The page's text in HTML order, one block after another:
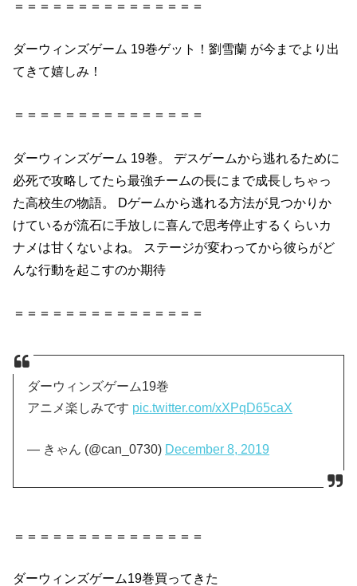
＝＝＝＝＝＝＝＝＝＝＝＝＝＝＝
ダーウィンズゲーム 19巻ゲット！劉雪蘭 が今までより出
てきて嬉しみ！
＝＝＝＝＝＝＝＝＝＝＝＝＝＝＝
ダーウィンズゲーム 19巻。 デスゲームから逃れるために
必死で攻略してたら最強チームの長にまで成長しちゃっ
た高校生の物語。 Dゲームから逃れる方法が見つかりか
けているが流石に手放しに喜んで思考停止するくらいカ
ナメは甘くないよね。 ステージが変わってから彼らがど
んな行動を起こすのか期待
＝＝＝＝＝＝＝＝＝＝＝＝＝＝＝
ダーウィンズゲーム19巻
アニメ楽しみです pic.twitter.com/xXPqD65caX
— きゃん (@can_0730) December 8, 2019
＝＝＝＝＝＝＝＝＝＝＝＝＝＝＝
ダーウィンズゲーム19巻買ってきた